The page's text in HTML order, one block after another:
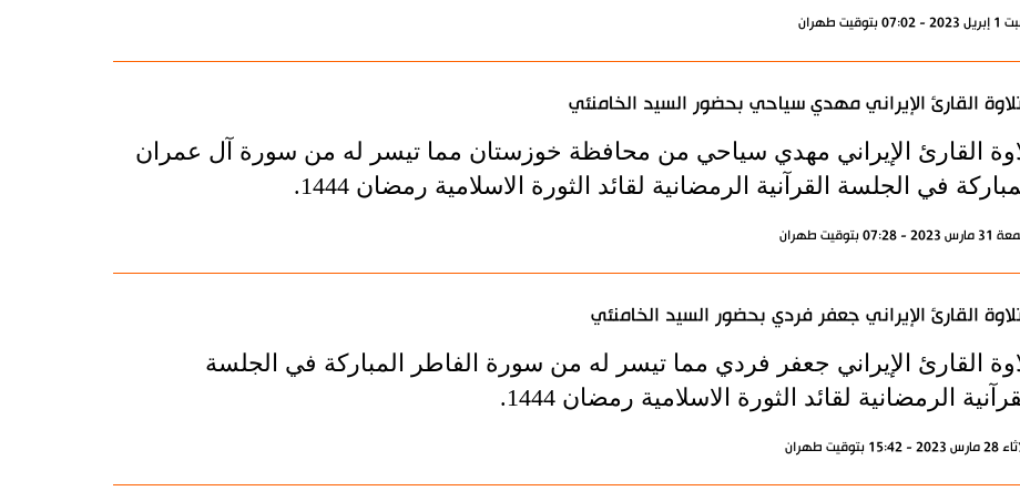
بتوقيت طهران
القارئ الإيراني مهدي سياحي بحضور السيد الخامنئي
القارئ الإيراني مهدي سياحي من محافظة خوزستان مما تيسر له من سورة آل عمران
في الجلسة القرآنية الرمضانية لقائد الثورة الاسلامية رمضان 1444.
- 07:28 بتوقيت طهران
القارئ الإيراني جعفر فردي بحضور السيد الخامنئي
القارئ الإيراني جعفر فردي مما تيسر له من سورة الفاطر المباركة في الجلسة
الرمضانية لقائد الثورة الاسلامية رمضان 1444.
- 15:42 بتوقيت طهران